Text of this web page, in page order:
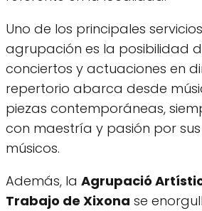
Uno de los principales
agrupación es la posibilidad
conciertos y actuaciones en
repertorio abarca desde
piezas contemporáneas,
con maestría y pasión por
músicos.
Además, la Agrupació
Trabajo de Xixona se